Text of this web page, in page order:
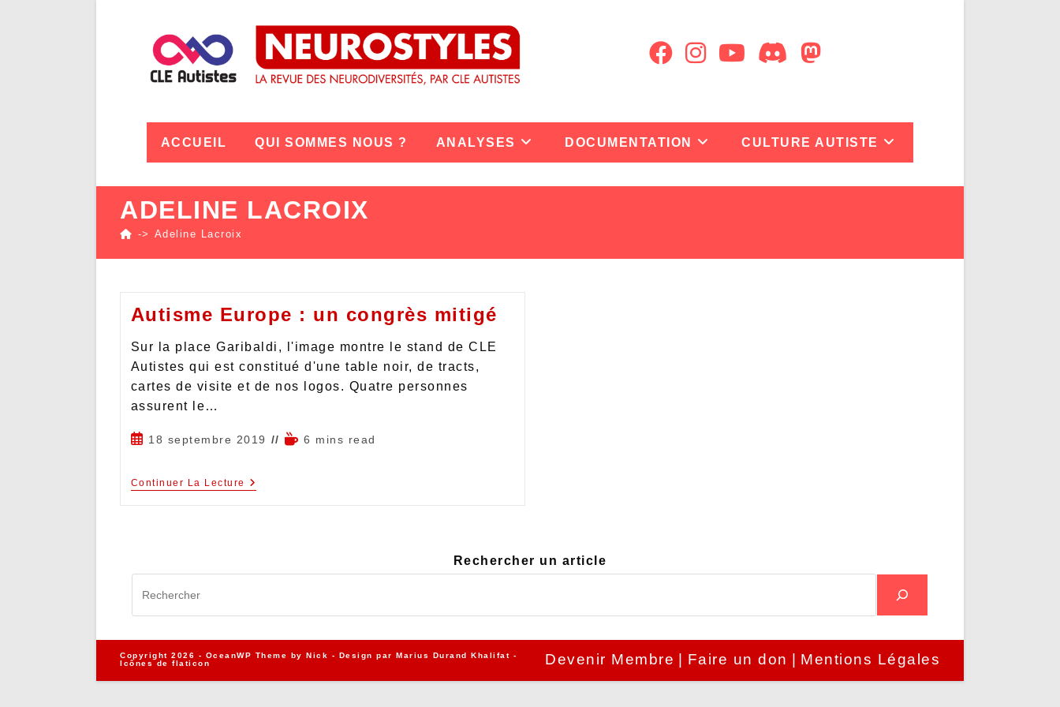
ACCUEIL QUI SOMMES NOUS ? ANALYSES DOCUMENTATION CULTURE AUTISTE
ADELINE LACROIX
-> Adeline Lacroix
Autisme Europe : un congrès mitigé
Sur la place Garibaldi, l'image montre le stand de CLE
Autistes qui est constitué d'une table noir, de tracts,
cartes de visite et de nos logos. Quatre personnes
assurent le…
18 septembre 2019 6 mins read
Continuer La Lecture
Rechercher un article
Devenir Membre Faire un don Mentions Légales
Copyright 2026 - OceanWP Theme by Nick - Design par Marius Durand Khalifat -
Icônes de flaticon